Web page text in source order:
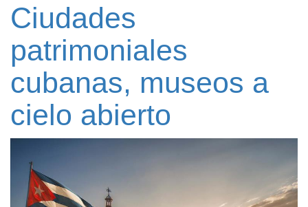
Ciudades
patrimoniales
cubanas, museos a
cielo abierto